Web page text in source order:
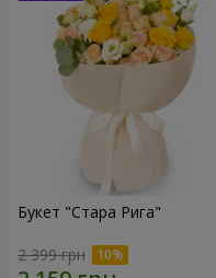
Букет "Стара Рига"
2 399 грн